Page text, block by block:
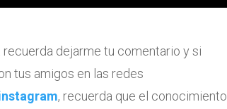
dejarme tu comentario y si
tus amigos en las redes
, recuerda que el conocimiento